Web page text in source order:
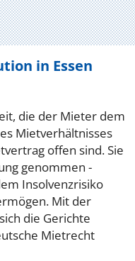
in Essen
die der Mieter dem
Mietverhältnisses
offen sind. Sie
genommen -
Insolvenzrisiko
Mit der
die Gerichte
Mietrecht